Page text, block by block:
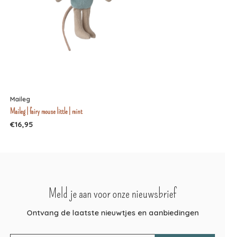
Maileg
Maileg | fairy mouse little | mint
€16,95
Meld je aan voor onze nieuwsbrief
Ontvang de laatste nieuwtjes en aanbiedingen